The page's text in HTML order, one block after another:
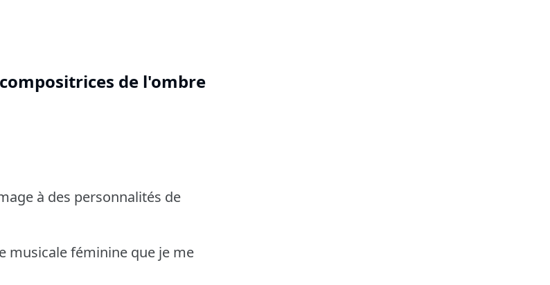
de l'ombre
à des personnalités de
musicale féminine que je me